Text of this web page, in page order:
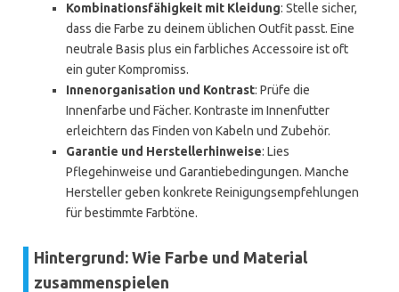
Kombinationsfähigkeit mit Kleidung: Stelle sicher,
dass die Farbe zu deinem üblichen Outfit passt. Eine
neutrale Basis plus ein farbliches Accessoire ist oft
ein guter Kompromiss.
Innenorganisation und Kontrast: Prüfe die
Innenfarbe und Fächer. Kontraste im Innenfutter
erleichtern das Finden von Kabeln und Zubehör.
Garantie und Herstellerhinweise: Lies
Pflegehinweise und Garantiebedingungen. Manche
Hersteller geben konkrete Reinigungsempfehlungen
für bestimmte Farbtöne.
Hintergrund: Wie Farbe und Material
zusammenspielen